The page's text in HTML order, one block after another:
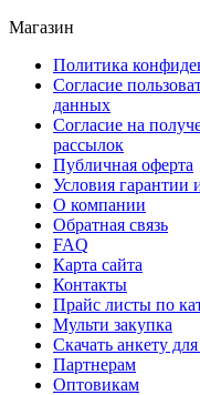
Магазин
Политика
Согласие
данных
Согласие на
рассылок
Публичная оферта
Условия гарантии
О компании
Обратная связь
FAQ
Карта сайта
Контакты
Прайс листы по
Мульти закупка
Скачать анкету
Партнерам
Оптовикам